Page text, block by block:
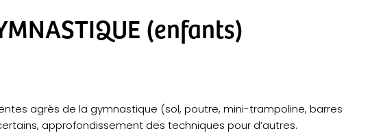
(enfants)
agrès de la gymnastique (sol, poutre, mini-trampoline, barres
approfondissement des techniques pour d’autres.